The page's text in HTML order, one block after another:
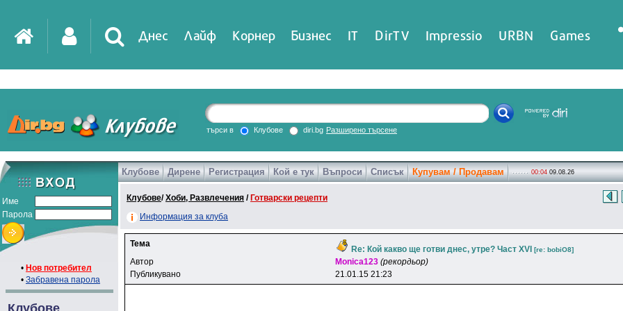
Днес Лайф Корнер Бизнес IT DirTV Impressio URBN Games
търси в Клубове diri.bg Разширено търсене
Име
Парола
• Нов потребител
• Забравена парола
Клубове
Клубове Дирене Регистрация Кой е тук Въпроси Списък Купувам / Продавам 00:04 09.08.26
Клубове/Хоби, Развлечения / Готварски рецепти
Информация за клуба
Тема
Re: Кой какво ще готви днес, утре? Част XVI [re: bobiO8]
Автор Monica123 (рекордьор)
Публикувано
21.01.15 21:23